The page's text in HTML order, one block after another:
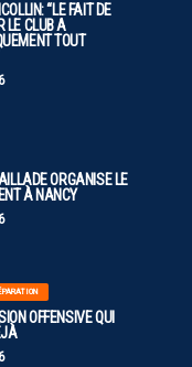
“LE FAIT DE
LE CLUB A
TOUT
ORGANISE LE
À NANCY
OFFENSIVE QUI